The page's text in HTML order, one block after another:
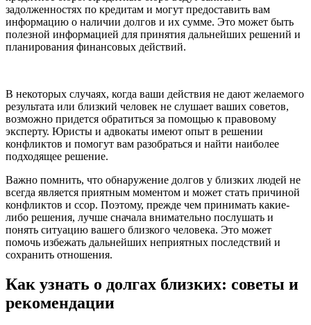
задолженностях по кредитам и могут предоставить вам
информацию о наличии долгов и их сумме. Это может быть
полезной информацией для принятия дальнейших решений и
планирования финансовых действий.
В некоторых случаях, когда ваши действия не дают желаемого
результата или близкий человек не слушает ваших советов,
возможно придется обратиться за помощью к правовому
эксперту. Юристы и адвокаты имеют опыт в решении
конфликтов и помогут вам разобраться и найти наиболее
подходящее решение.
Важно помнить, что обнаружение долгов у близких людей не
всегда является приятным моментом и может стать причиной
конфликтов и ссор. Поэтому, прежде чем принимать какие-
либо решения, лучше сначала внимательно послушать и
понять ситуацию вашего близкого человека. Это может
помочь избежать дальнейших неприятных последствий и
сохранить отношения.
Как узнать о долгах близких: советы и
рекомендации